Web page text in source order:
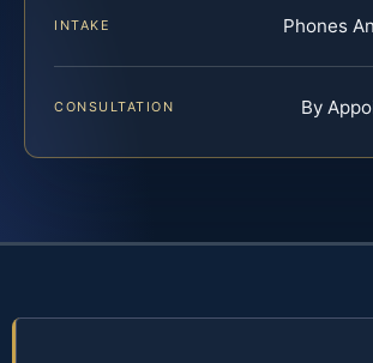
INTAKE Phones
CONSULTATION By